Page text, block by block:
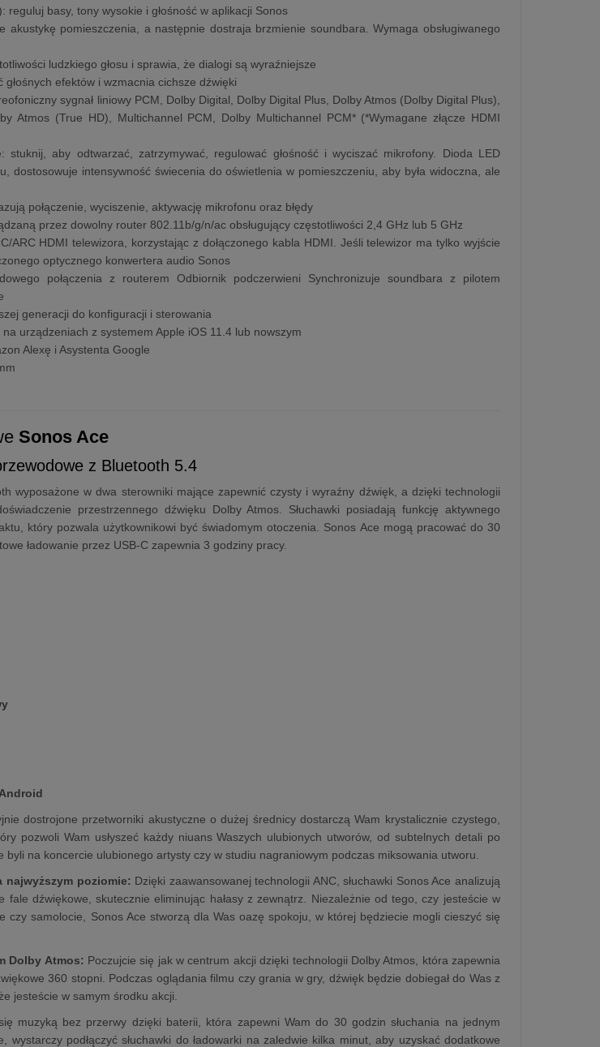
reguluj basy, tony wysokie i głośność w aplikacji Sonos
akustykę pomieszczenia, a następnie dostraja brzmienie soundbara. Wymaga obsługiwanego
ludzkiego głosu i sprawia, że dialogi są wyraźniejsze
efektów i wzmacnia cichsze dźwięki
sygnał liniowy PCM, Dolby Digital, Dolby Digital Plus, Dolby Atmos (Dolby Digital Plus),
Atmos (True HD), Multichannel PCM, Dolby Multichannel PCM* (*Wymagane złącze HDMI
stuknij, aby odtwarzać, zatrzymywać, regulować głośność i wyciszać mikrofony. Dioda LED
dostosowuje intensywność świecenia do oświetlenia w pomieszczeniu, aby była widoczna, ale
połączenie, wyciszenie, aktywację mikrofonu oraz błędy
przez dowolny router 802.11b/g/n/ac obsługujący częstotliwości 2,4 GHz lub 5 GHz
ARC HDMI telewizora, korzystając z dołączonego kabla HDMI. Jeśli telewizor ma tylko wyjście
optycznego konwertera audio Sonos
połączenia z routerem Odbiornik podczerwieni Synchronizuje soundbara z pilotem
generacji do konfiguracji i sterowania
na urządzeniach z systemem Apple iOS 11.4 lub nowszym
Alexę i Asystenta Google
Sonos Ace
z Bluetooth 5.4
wyposażone w dwa sterowniki mające zapewnić czysty i wyraźny dźwięk, a dzięki technologii
przestrzennego dźwięku Dolby Atmos. Słuchawki posiadają funkcję aktywnego
który pozwala użytkownikowi być świadomym otoczenia. Sonos Ace mogą pracować do 30
ładowanie przez USB-C zapewnia 3 godziny pracy.
dostrojone przetworniki akustyczne o dużej średnicy dostarczą Wam krystalicznie czystego,
pozwoli Wam usłyszeć każdy niuans Waszych ulubionych utworów, od subtelnych detali po
byli na koncercie ulubionego artysty czy w studiu nagraniowym podczas miksowania utworu.
najwyższym poziomie: Dzięki zaawansowanej technologii ANC, słuchawki Sonos Ace analizują
fale dźwiękowe, skutecznie eliminując hałasy z zewnątrz. Niezależnie od tego, czy jesteście w
czy samolocie, Sonos Ace stworzą dla Was oazę spokoju, w której będziecie mogli cieszyć się
Dolby Atmos: Poczujcie się jak w centrum akcji dzięki technologii Dolby Atmos, która zapewnia
360 stopni. Podczas oglądania filmu czy grania w gry, dźwięk będzie dobiegał do Was z
jesteście w samym środku akcji.
muzyką bez przerwy dzięki baterii, która zapewni Wam do 30 godzin słuchania na jednym
wystarczy podłączyć słuchawki do ładowarki na zaledwie kilka minut, aby uzyskać dodatkowe